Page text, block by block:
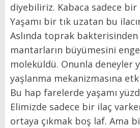
diyebiliriz. Kabaca sadece
Yaşamı bir tık uzatan bu
Aslında toprak
mantarların büyümesini
moleküldü. Onunla deneyler
yaşlanma mekanizmasına
Bu hap farelerde yaşamı
Elimizde sadece bir ilaç
ortaya çıkmak boş laf. Ama